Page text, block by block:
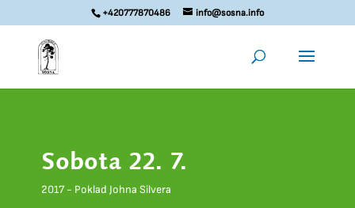
+420777870486 info@sosna.info
Sobota 22. 7.
2017 - Poklad Johna Silvera